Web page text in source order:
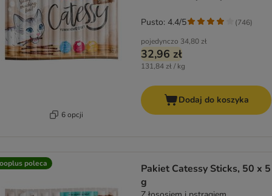
6 opcji
pojedynczo 34,80 zł
32,96 zł
131,84 zł / kg
Pusto: 4.4/5 (746)
Dodaj do koszyka
poleca
Pakiet Catessy Sticks, 50 x 5
g